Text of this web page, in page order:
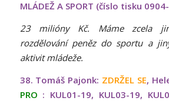
MLÁDEŽ A SPORT (číslo tisku
23 milióny Kč. Máme zcela
rozdělování peněz do sportu a
aktivit mládeže.
38. Tomáš Pajonk: ZDRŽEL SE,
PRO : KUL01-19, KUL03-19,